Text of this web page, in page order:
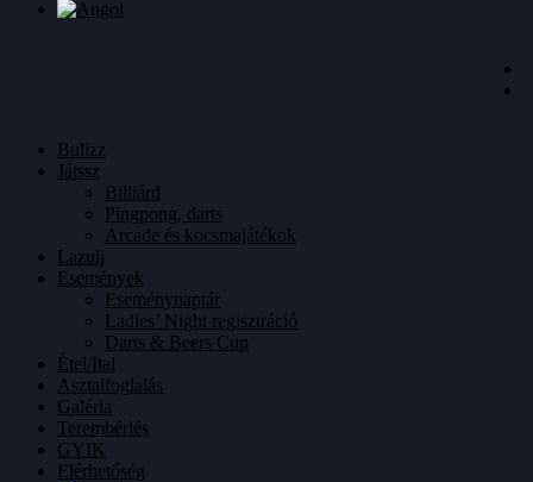
Bulizz
Játssz
Billiárd
Pingpong, darts
Arcade és kocsmajátékok
Lazulj
Események
Eseménynaptár
Ladies’ Night regisztráció
Darts & Beers Cup
Étel/Ital
Asztalfoglalás
Galéria
Terembérlés
GYIK
Elérhetőség